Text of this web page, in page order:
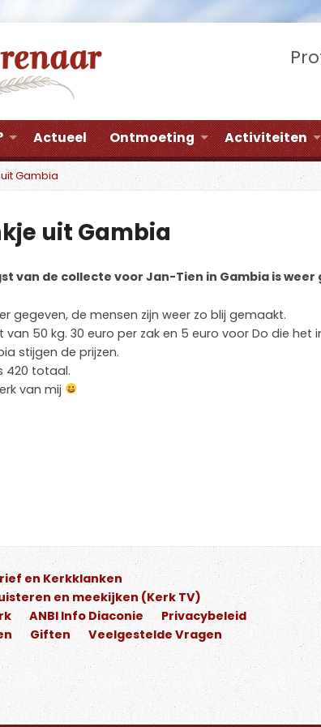
Actueel Ontmoeting Activiteiten
Gambia
uit Gambia
van de collecte voor Jan-Tien in Gambia is weer
gegeven, de mensen zijn weer zo blij gemaakt.
van 50 kg. 30 euro per zak en 5 euro voor Do die
stijgen de prijzen.
420 totaal.
van mij
en Kerkklanken
en meekijken (Kerk TV)
ANBI Info Diaconie
Privacybeleid
Giften
Veelgestelde Vragen